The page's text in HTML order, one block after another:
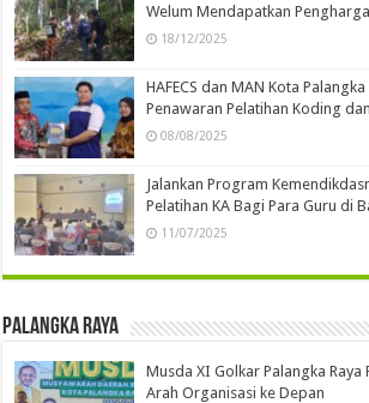
Welum Mendapatkan
18/12/2025
HAFECS dan MAN Kota
Penawaran Pelatihan Koding
08/08/2025
Jalankan Program
Pelatihan KA Bagi Para Guru di
11/07/2025
Palangka Raya
Musda XI Golkar Palangka Raya
Arah Organisasi ke Depan